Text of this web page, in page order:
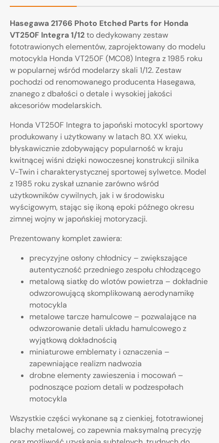
Hasegawa 21766 Photo Etched Parts for Honda
VT250F Integra 1/12to dedykowany zestaw
fototrawionych elementów, zaprojektowany do modelu
motocykla Honda VT250F (MC08) Integra z 1985 roku
w popularnej wśród modelarzy skali 1/12. Zestaw
pochodzi od renomowanego producenta Hasegawa,
znanego z dbałości o detale i wysokiej jakości
akcesoriów modelarskich.
Honda VT250F Integra to japoński motocykl sportowy
produkowany i użytkowany w latach 80. XX wieku,
błyskawicznie zdobywający popularność w kraju
kwitnącej wiśni dzięki nowoczesnej konstrukcji silnika
V-Twin i charakterystycznej sportowej sylwetce. Model
z 1985 roku zyskał uznanie zarówno wśród
użytkowników cywilnych, jak i w środowisku
wyścigowym, stając się ikoną epoki późnego okresu
zimnej wojny w japońskiej motoryzacji.
Prezentowany komplet zawiera:
precyzyjne osłony chłodnicy – zwiększające
autentyczność przedniego zespołu chłodzącego
metalową siatkę do wlotów powietrza – dokładnie
odwzorowującą skomplikowaną aerodynamikę
motocykla
metalowe tarcze hamulcowe – pozwalające na
odwzorowanie detali układu hamulcowego z
wyjątkową dokładnością
miniaturowe emblematy i oznaczenia –
zapewniające realizm nadwozia
drobne elementy zawieszenia i mocowań –
podnoszące poziom detali w podzespołach
motocykla
Wszystkie części wykonane są z cienkiej, fototrawionej
blachy metalowej, co zapewnia maksymalną precyzję